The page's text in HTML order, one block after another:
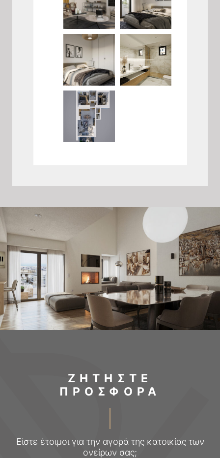
ΖΗΤΗΣΤΕ
ΠΡΟΣΦΟΡΑ
Είστε έτοιμοι για την αγορά της κατοικίας των
ονείρων σας;